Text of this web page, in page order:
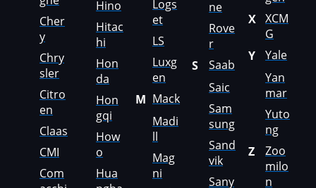
Ploeger
Ponsse
Porsche
Powerscreen
Prinoth
Pronar
Putzmeister
Cher
y
Chry
sler
Citro
en
Claas
CMI
Com
Hino
Hitac
hi
Hon
da
Hon
gqi
How
o
Hua
Logs
et
LS
Luxg
en
M Mack
Madi
ll
Mag
ni
ne
Rove
r
S
Saab
Saic
Sam
sung
Sand
vik
Sany
X XCM
G
Y
Yale
Yan
mar
Yuto
ng
Z
Zoo
milo
n